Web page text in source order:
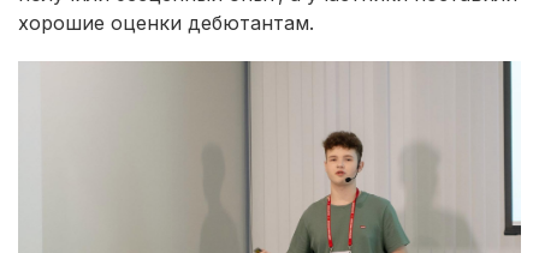
хорошие оценки дебютантам.